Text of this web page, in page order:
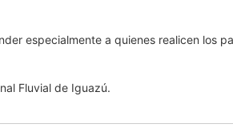
especialmente a quienes realicen los
Fluvial de Iguazú.